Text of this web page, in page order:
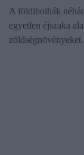
A földibolhák
egyetlen éjszaka
zöldségnövényeket.